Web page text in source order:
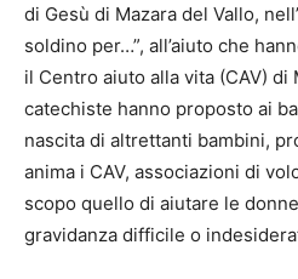
di Gesù di Mazara del Vallo,
soldino per…”, all’aiuto che
il Centro aiuto alla vita (CAV) di
catechiste hanno proposto ai
nascita di altrettanti bambini,
anima i CAV, associazioni di
scopo quello di aiutare le
gravidanza difficile o